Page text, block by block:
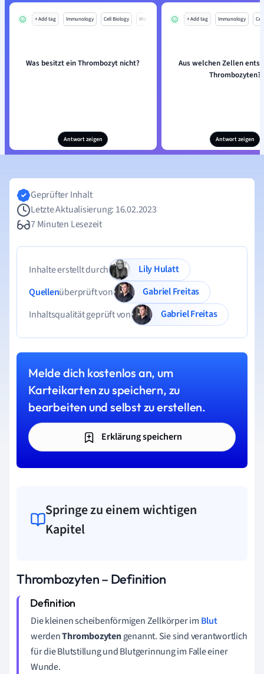
+ Add tag Immunology Cell Biology Mo
Was besitzt ein Thrombozyt nicht?
Antwort zeigen
+ Add tag Immunology
Aus welchen Zellen
Thrombozyten?
Antwort zeigen
Geprüfter Inhalt
Letzte Aktualisierung: 16.02.2023
7 Minuten Lesezeit
Inhalte erstellt durch
Lily Hulatt
Quellenüberprüft von
Gabriel Freitas
Inhaltsqualität geprüft von
Gabriel Freitas
Melde dich kostenlos an, um
Karteikarten zu speichern, zu
bearbeiten und selbst zu erstellen.
Erklärung speichern
Springe zu einem wichtigen
Kapitel
Thrombozyten – Definition
Die kleinen scheibenförmigen Zellkörper im Blut
werdenThrombozytengenannt. Sie sind verantwortlich
für die Blutstillung und Blutgerinnung im Falle einer
Wunde.